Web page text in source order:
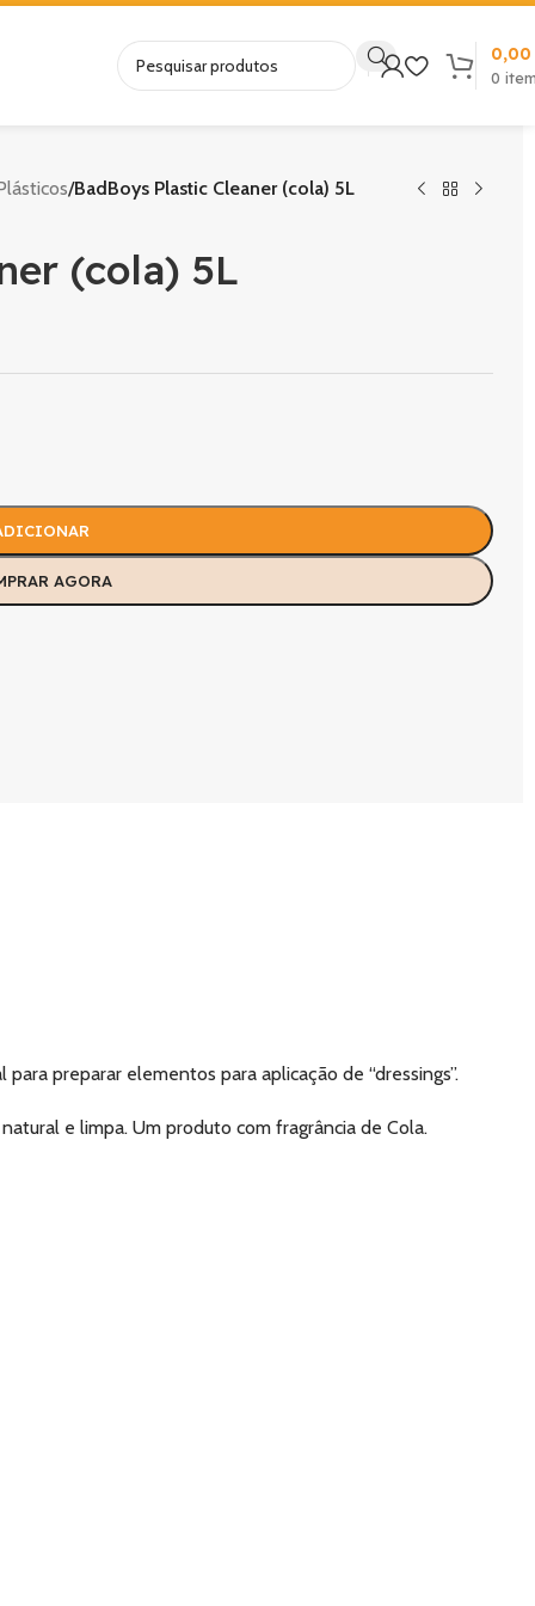
0
0,00
/BadBoys Plastic Cleaner (cola) 5L
(cola) 5L
AGORA
preparar elementos para aplicação de “dressings”.
e limpa. Um produto com fragrância de Cola.